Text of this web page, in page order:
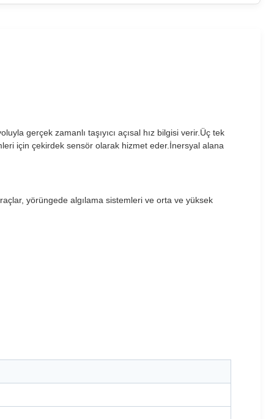
gerçek zamanlı taşıyıcı açısal hız bilgisi verir.Üç tek
için çekirdek sensör olarak hizmet eder.İnersyal alana
yörüngede algılama sistemleri ve orta ve yüksek